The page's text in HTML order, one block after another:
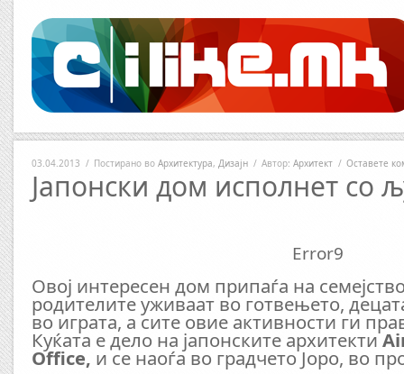
03.04.2013 / Постирано во Архитектура, Дизајн / Автор: Архитект / Оставете
Јапонски дом исполнет со
Error9
Овој интересен дом припаѓа на
родителите уживаат во готвењето,
во играта, а сите овие активности ги
Куќата е дело на јапонските архитекти
Office, и се наоѓа во градчето Јоро, во